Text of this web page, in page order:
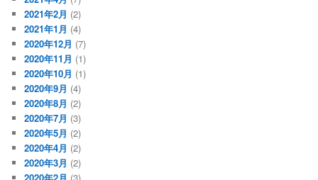
2021年2月 (2)
2021年1月 (4)
2020年12月 (7)
2020年11月 (1)
2020年10月 (1)
2020年9月 (4)
2020年8月 (2)
2020年7月 (3)
2020年5月 (2)
2020年4月 (2)
2020年3月 (2)